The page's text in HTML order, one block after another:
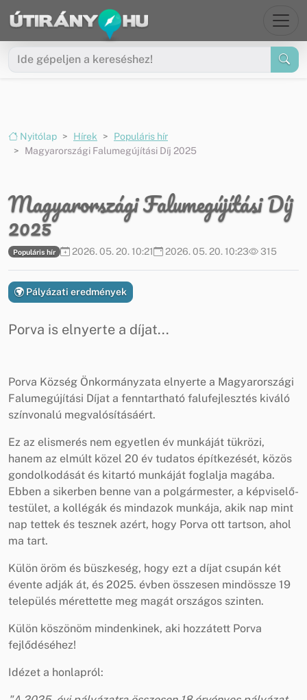
Ugrás a menüre
Ugrás a tartalomra
Nyitólap Hírek
Populáris hír
Magyarországi Falumegújítási Díj 2025
Magyarországi Falumegújítási Díj
2025
Populáris hír 2026. 05. 20. 10:21 2026. 05. 20. 10:23 315
Pályázati eredmények
Porva is elnyerte a díjat...
Porva Község Önkormányzata elnyerte a Magyarországi
Falumegújítási Díjat a fenntartható falufejlesztés kiváló
színvonalú megvalósításáért.
Ez az elismerés nem egyetlen év munkáját tükrözi,
hanem az elmúlt közel 20 év tudatos építkezését, közös
gondolkodását és kitartó munkáját foglalja magába.
Ebben a sikerben benne van a polgármester, a képviselő-
testület, a kollégák és mindazok munkája, akik nap mint
nap tettek és tesznek azért, hogy Porva ott tartson, ahol
ma tart.
Külön öröm és büszkeség, hogy ezt a díjat csupán két
évente adják át, és 2025. évben összesen mindössze 19
település mérettette meg magát országos szinten.
Külön köszönöm mindenkinek, aki hozzátett Porva
fejlődéséhez!
Idézet a honlapról: